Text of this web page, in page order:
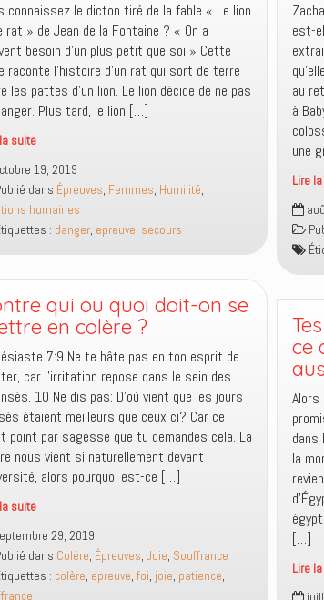
connaissez le dicton tiré de la fable « Le lion
rat » de Jean de la Fontaine ? « On a
besoin d’un plus petit que soi » Cette
raconte l’histoire d’un rat qui sort de terre
les pattes d’un lion. Le lion décide de ne pas
Plus tard, le lion […]
suite
19, 2019
dans Épreuves, Femmes, Humilité,
humaines
: danger, epreuve, secours
qui ou quoi doit-on se
en colère ?
7:9 Ne te hâte pas en ton esprit de
car l’irritation repose dans le sein des
10 Ne dis pas: D’où vient que les jours
étaient meilleurs que ceux ci? Car ce
point par sagesse que tu demandes cela. La
nous vient si naturellement devant
alors pourquoi est-ce […]
suite
29, 2019
dans Colère, Épreuves, Joie, Souffrance
: colère, epreuve, foi, joie, patience,
est-
au
à
une
Lire
La
pierre
de
de
la
ce
Alors
dans
la
[…]
Lire
Tes